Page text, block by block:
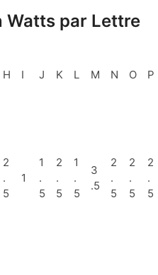
Watts par Lettre
H I J K L M N O P
2
.
5
1
1
.
5
2
.
5
1
.
5
3
.5
2
.
5
2
.
5
2
.
5